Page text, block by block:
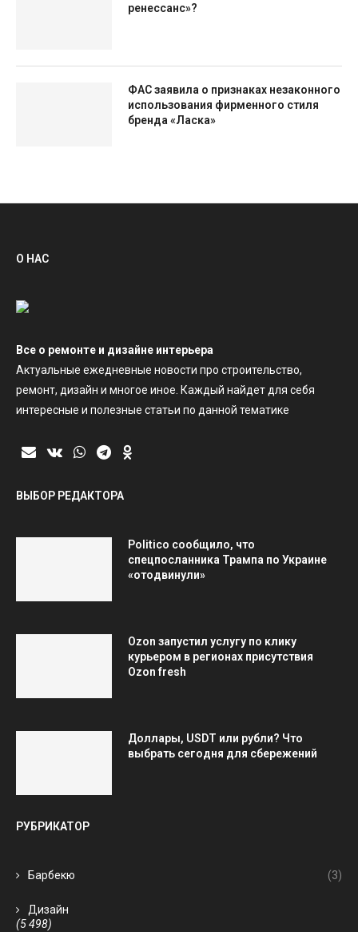
ренессанс»?
ФАС заявила о признаках незаконного
использования фирменного стиля
бренда «Ласка»
О НАС
Все о ремонте и дизайне интерьера
Актуальные ежедневные новости про строительство,
ремонт, дизайн и многое иное. Каждый найдет для себя
интересные и полезные статьи по данной тематике
ВЫБОР РЕДАКТОРА
Politico сообщило, что
спецпосланника Трампа по Украине
«отодвинули»
Ozon запустил услугу по клику
курьером в регионах присутствия
Ozon fresh
Доллары, USDT или рубли? Что
выбрать сегодня для сбережений
РУБРИКАТОР
Барбекю (3)
Дизайн
(5 498)